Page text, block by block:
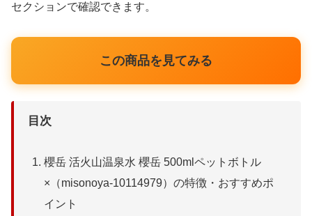
セクションで確認できます。
この商品を見てみる
目次
櫻岳 活火山温泉水 櫻岳 500mlペットボトル
×（misonoya-10114979）の特徴・おすすめポ
イント